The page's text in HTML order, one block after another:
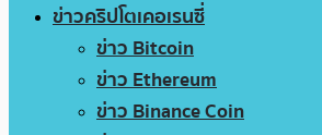
ข่าวคริปโตเคอเรนซี่
ข่าว Bitcoin
ข่าว Ethereum
ข่าว Binance Coin